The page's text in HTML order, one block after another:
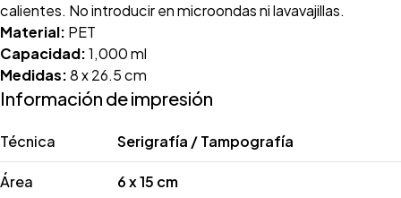
calientes. No introducir en microondas ni lavavajillas.
Material: PET
Capacidad:1,000 ml
Medidas:8 x 26.5 cm
Información de impresión
Técnica Serigrafía / Tampografía
Área 6 x 15 cm